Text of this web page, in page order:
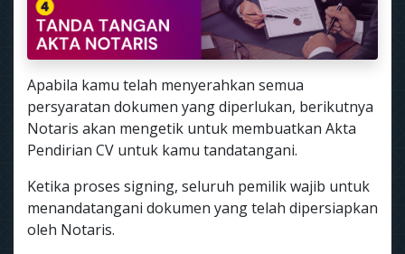
Apabila kamu telah menyerahkan semua
persyaratan dokumen yang diperlukan, berikutnya
Notaris akan mengetik untuk membuatkan Akta
Pendirian CV untuk kamu tandatangani.
Ketika proses signing, seluruh pemilik wajib untuk
menandatangani dokumen yang telah dipersiapkan
oleh Notaris.